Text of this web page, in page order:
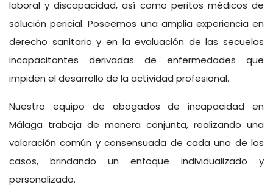
laboral y discapacidad, así como peritos médicos de
solución pericial. Poseemos una amplia experiencia en
derecho sanitario y en la evaluación de las secuelas
incapacitantes derivadas de enfermedades que
impiden el desarrollo de la actividad profesional.
Nuestro equipo de abogados de incapacidad en
Málaga trabaja de manera conjunta, realizando una
valoración común y consensuada de cada uno de los
casos, brindando un enfoque individualizado y
personalizado.